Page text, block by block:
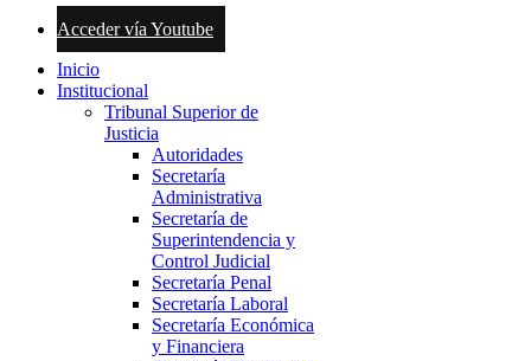
Acceder vía Youtube
Inicio
Institucional
Tribunal Superior de
Justicia
Autoridades
Secretaría
Administrativa
Secretaría de
Superintendencia y
Control Judicial
Secretaría Penal
Secretaría Laboral
Secretaría Económica
y Financiera